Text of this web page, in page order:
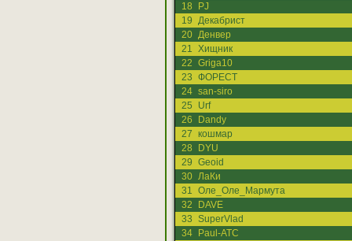
18
PJ
19 Декабрист
20 Денвер
21 Хищник
22 Griga10
23 ФОРЕСТ
24 san-siro
25
Urf
26
Dandy
27 кошмар
28
DYU
29 Geoid
30 ЛаКи
31 Оле_Оле_Мармута
32
DAVE
33 SuperVlad
34
Paul-ATC